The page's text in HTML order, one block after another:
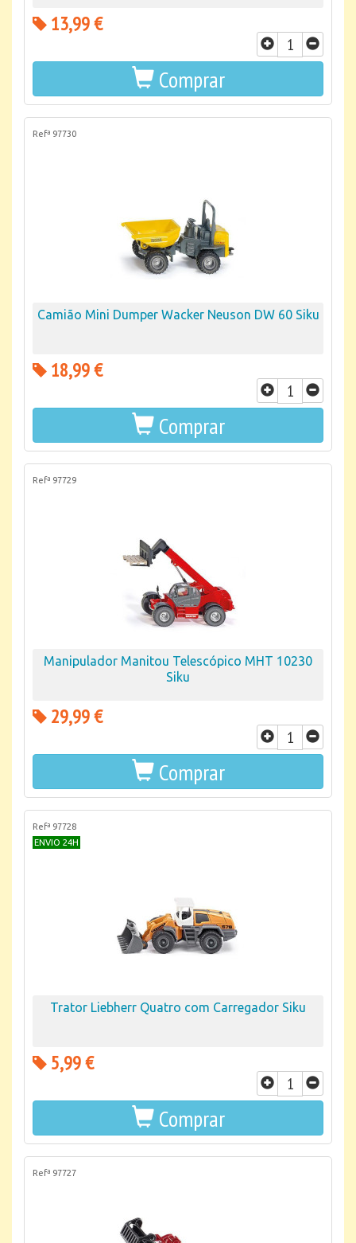
13,99 €
Comprar
Refª 97730
Camião Mini Dumper Wacker Neuson DW 60 Siku
18,99 €
Comprar
Refª 97729
Manipulador Manitou Telescópico MHT 10230
Siku
29,99 €
Comprar
Refª 97728
ENVIO 24H
Trator Liebherr Quatro com Carregador Siku
5,99 €
Comprar
Refª 97727